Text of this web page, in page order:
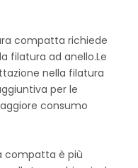
compatta richiede
filatura ad anello.Le
nella filatura
per le
consumo
compatta è più